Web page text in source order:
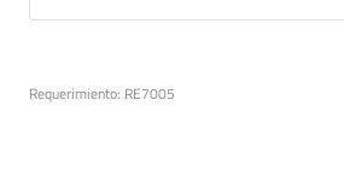
Requerimiento: RE7005